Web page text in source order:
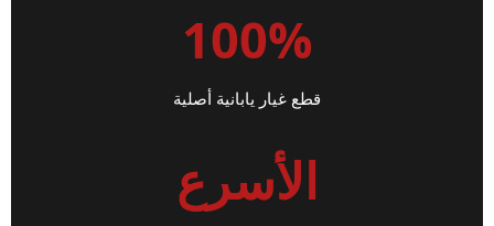
100%
قطع غيار يابانية أصلية
الأسرع